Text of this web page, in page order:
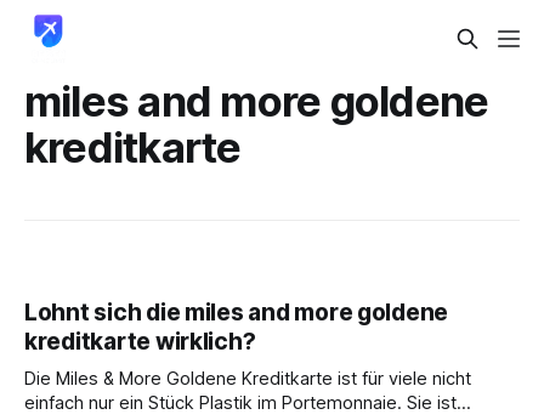
miles and more goldene
kreditkarte
Lohnt sich die miles and more goldene
kreditkarte wirklich?
Die Miles & More Goldene Kreditkarte ist für viele nicht
einfach nur ein Stück Plastik im Portemonnaie. Sie ist